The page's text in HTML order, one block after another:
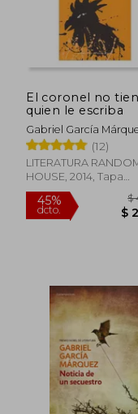
dcto.
El coronel no
quien le escriba
Gabriel García
(12)
LITERATURA
HOUSE, 2014, Tapa
Blanda, Nuevo